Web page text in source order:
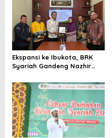
Ekspansi ke Ibukota, BRK
Syariah Gandeng Nazhir
Wakaf Uang